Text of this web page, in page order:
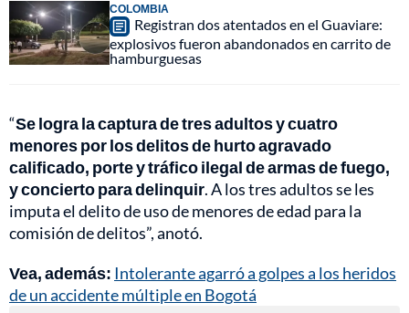
COLOMBIA
Registran dos atentados en el Guaviare:
explosivos fueron abandonados en carrito de
hamburguesas
“Se logra la captura de tres adultos y cuatro
menores por los delitos de hurto agravado
calificado, porte y tráfico ilegal de armas de fuego,
y concierto para delinquir. A los tres adultos se les
imputa el delito de uso de menores de edad para la
comisión de delitos”, anotó.
Vea, además: Intolerante agarró a golpes a los heridos
de un accidente múltiple en Bogotá